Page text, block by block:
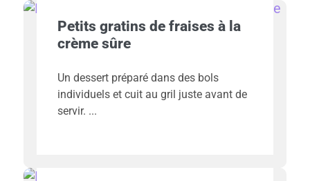
Petits gratins de fraises à la
crème sûre
Un dessert préparé dans des bols
individuels et cuit au gril juste avant de
servir.